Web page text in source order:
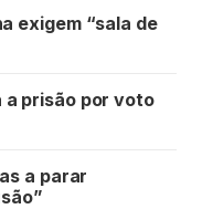
exigem “sala de
a prisão por voto
a parar